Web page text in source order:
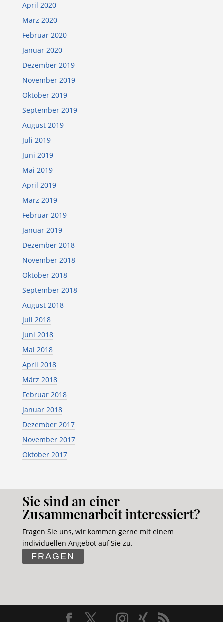
April 2020
März 2020
Februar 2020
Januar 2020
Dezember 2019
November 2019
Oktober 2019
September 2019
August 2019
Juli 2019
Juni 2019
Mai 2019
April 2019
März 2019
Februar 2019
Januar 2019
Dezember 2018
November 2018
Oktober 2018
September 2018
August 2018
Juli 2018
Juni 2018
Mai 2018
April 2018
März 2018
Februar 2018
Januar 2018
Dezember 2017
November 2017
Oktober 2017
Sie sind an einer
Zusammenarbeit interessiert?
Fragen Sie uns, wir kommen gerne mit einem
individuellen Angebot auf Sie zu.
FRAGEN